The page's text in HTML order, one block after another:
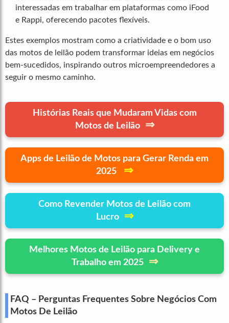
interessadas em trabalhar em plataformas como iFood
e Rappi, oferecendo pacotes flexíveis.
Estes exemplos mostram como a criatividade e o bom uso
das motos de leilão podem transformar ideias em negócios
bem-sucedidos, inspirando outros microempreendedores a
seguir o mesmo caminho.
Histórias Reais que Mudaram Vidas com
Motos de Leilão
⇒
Apps de Leilão de Motos para Gerar Renda em
2025
⇒
Como Revender Motos de Leilão com
Lucro
⇒
Melhores Motos de Leilão para Delivery e
Trabalho em 2025
⇒
FAQ – Perguntas Frequentes Sobre Negócios Com
Motos De Leilão